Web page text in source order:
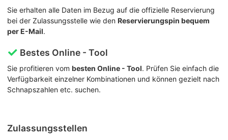
Sie erhalten alle Daten im Bezug auf die offizielle Reservierung
bei der Zulassungsstelle wie den Reservierungspin bequem
per E-Mail.
Bestes Online - Tool
Sie profitieren vom besten Online - Tool. Prüfen Sie einfach die
Verfügbarkeit einzelner Kombinationen und können gezielt nach
Schnapszahlen etc. suchen.
Zulassungsstellen